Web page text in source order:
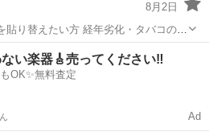
8月2日
の張り替えでも
その他 壁紙
ない楽器🎸売ってください‼️
OK✨無料査定
Ad